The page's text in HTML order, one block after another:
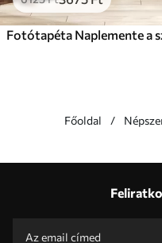
Fotótapéta Naplemente a
Főoldal
Gyártás egyedi méretek szerint
Promo kódok kedvezményekkel